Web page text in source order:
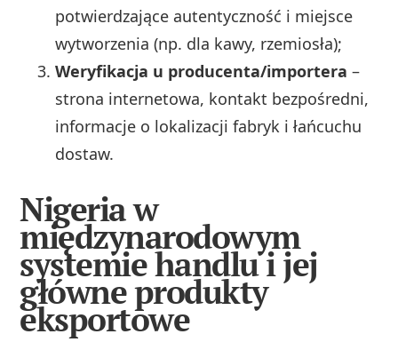
potwierdzające autentyczność i miejsce
wytworzenia (np. dla kawy, rzemiosła);
Weryfikacja u producenta/importera –
strona internetowa, kontakt bezpośredni,
informacje o lokalizacji fabryk i łańcuchu
dostaw.
Nigeria w
międzynarodowym
systemie handlu i jej
główne produkty
eksportowe